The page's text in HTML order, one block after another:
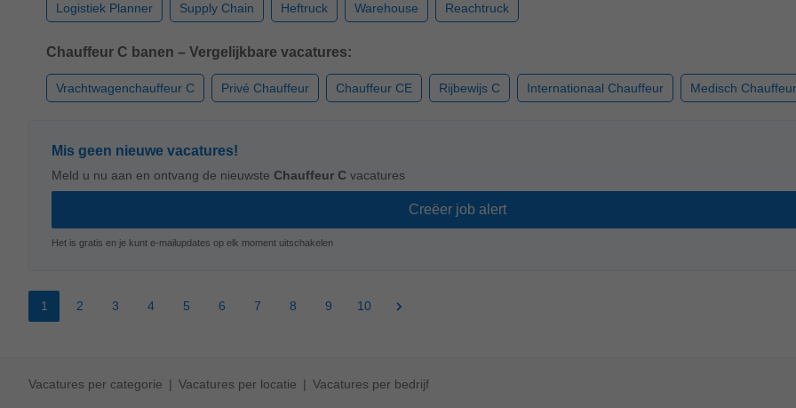
Logistiek Planner Supply Chain Heftruck Warehouse Reachtruck
Chauffeur C banen – Vergelijkbare vacatures:
Vrachtwagenchauffeur C Privé Chauffeur Chauffeur CE Rijbewijs C Internationaal Chauffeur Medisch Chauffeur
Mis geen nieuwe vacatures!
Meld u nu aan en ontvang de nieuwste Chauffeur C vacatures
Het is gratis en je kunt e-mailupdates op elk moment uitschakelen
1 2 3 4 5 6 7 8 9 10
Vacatures per categorie Vacatures per locatie Vacatures per bedrijf